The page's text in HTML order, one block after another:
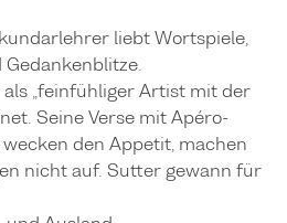
liebt Wortspiele,
„feinfühliger Artist mit der
Seine Verse mit Apéro-
den Appetit, machen
nicht auf. Sutter gewann für